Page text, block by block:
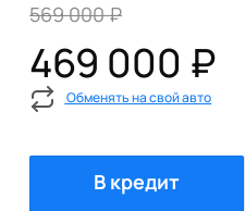
569 000 ₽
469 000 ₽
Обменять на свой авто
В кредит